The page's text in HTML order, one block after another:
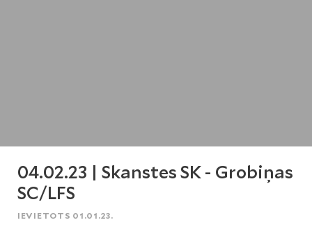
04.02.23 | Skanstes SK - Grobiņas
SC/LFS
IEVIETOTS 01.01.23.